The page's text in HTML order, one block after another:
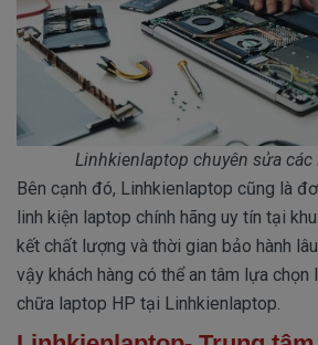
Linhkienlaptop chuyên sửa
Bên cạnh đó, Linhkienlaptop cũng là
linh kiện laptop chính hãng uy tín tại
kết chất lượng và thời gian bảo hành
vậy khách hàng có thể an tâm lựa
chữa laptop HP tại Linhkienlaptop.